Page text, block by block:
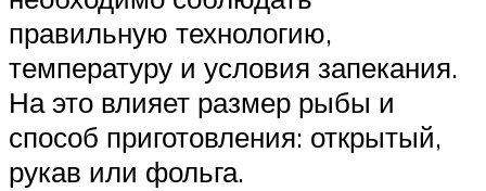
правильную технологию,
температуру и условия запекания.
На это влияет размер рыбы и
способ приготовления: открытый,
рукав или фольга.